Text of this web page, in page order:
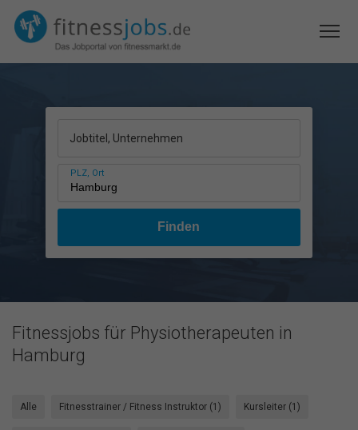
Jobtitel, Unternehmen
PLZ, Ort
Fitnessjobs für Physiotherapeuten in
Hamburg
Alle Fitnesstrainer / Fitness Instruktor (1) Kursleiter (1)